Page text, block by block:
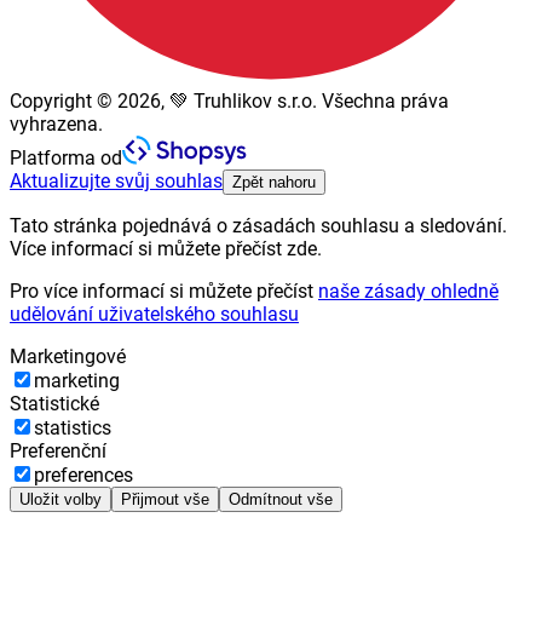
Copyright © 2026, 💚 Truhlikov s.r.o. Všechna práva
vyhrazena.
Platforma od
Aktualizujte svůj souhlas Zpět nahoru
Tato stránka pojednává o zásadách souhlasu a sledování.
Více informací si můžete přečíst zde.
Pro více informací si můžete přečíst naše zásady ohledně
udělování uživatelského souhlasu
Marketingové
marketing
Statistické
statistics
Preferenční
preferences
Uložit volby Přijmout vše Odmítnout vše